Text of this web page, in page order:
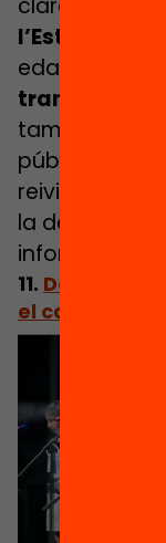
clara.
Més
l’Estat
edat—
també
pública
reivindicant
la
informació.
11. Defensar
el cas valencià